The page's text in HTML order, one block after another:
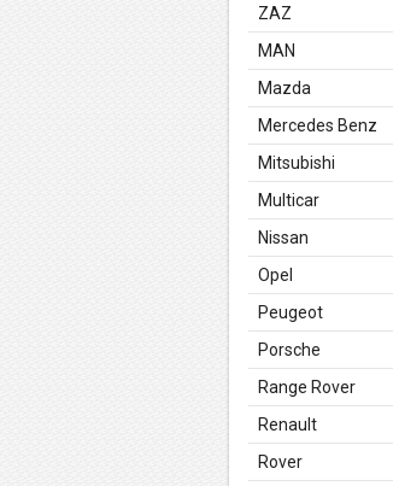
ZAZ
MAN
Mazda
Mercedes Benz
Mitsubishi
Multicar
Nissan
Opel
Peugeot
Porsche
Range Rover
Renault
Rover